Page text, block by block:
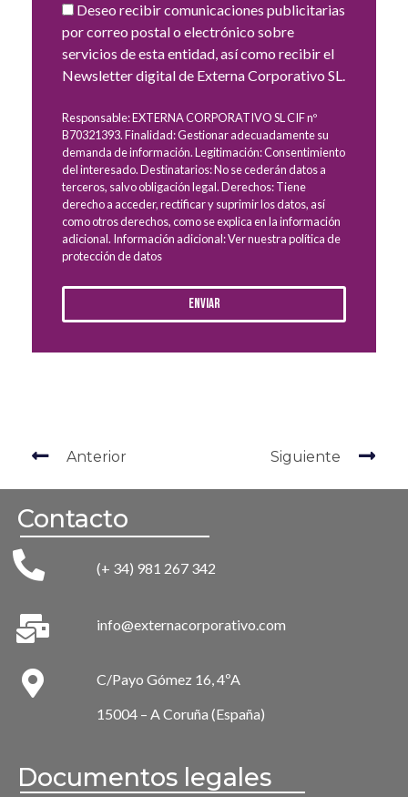
Deseo recibir comunicaciones publicitarias
por correo postal o electrónico sobre
servicios de esta entidad, así como recibir el
Newsletter digital de Externa Corporativo SL.
Responsable: EXTERNA CORPORATIVO SL CIF nº
B70321393. Finalidad: Gestionar adecuadamente su
demanda de información. Legitimación: Consentimiento
del interesado. Destinatarios: No se cederán datos a
terceros, salvo obligación legal. Derechos: Tiene
derecho a acceder, rectificar y suprimir los datos, así
como otros derechos, como se explica en la información
adicional. Información adicional: Ver nuestra política de
protección de datos
Enviar
Anterior Siguiente
Contacto
(+ 34) 981 267 342
info@externacorporativo.com
C/Payo Gómez 16, 4ºA
15004 – A Coruña (España)
Documentos legales